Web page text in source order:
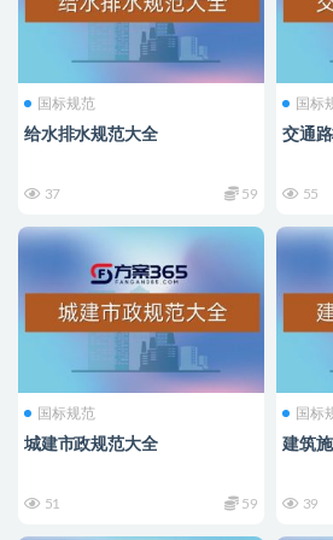
国标规范
给水排水规范大全
37 59
国标
交通
55
国标规范
城建市政规范大全
51 59
国标
建筑
39